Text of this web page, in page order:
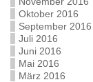
Oktober 2016
September 2016
Juli 2016
Juni 2016
Mai 2016
März 2016